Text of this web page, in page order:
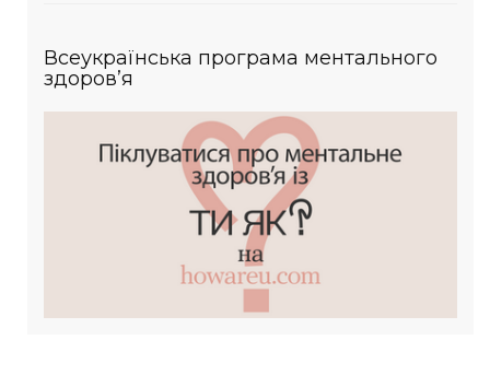
Всеукраїнська програма ментального
здоров’я